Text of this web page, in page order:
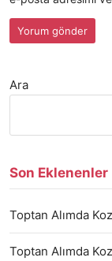
Ara
Son Eklenenler
Toptan Alımda
Toptan Alımda